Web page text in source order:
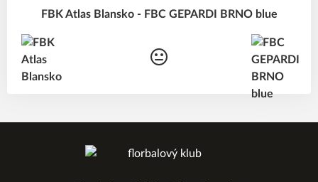
FBK Atlas Blansko - FBC GEPARDI BRNO blue